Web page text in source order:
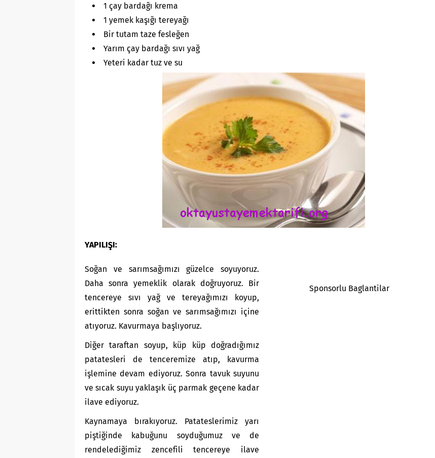
1 çay bardağı krema
1 yemek kaşığı tereyağı
Bir tutam taze fesleğen
Yarım çay bardağı sıvı yağ
Yeteri kadar tuz ve su
YAPILIŞI:
Sponsorlu Baglantilar
Soğan ve sarımsağımızı güzelce soyuyoruz.
Daha sonra yemeklik olarak doğruyoruz. Bir
tencereye sıvı yağ ve tereyağımızı koyup,
erittikten sonra soğan ve sarımsağımızı içine
atıyoruz. Kavurmaya başlıyoruz.
Diğer taraftan soyup, küp küp doğradığımız
patatesleri de tenceremize atıp, kavurma
işlemine devam ediyoruz. Sonra tavuk suyunu
ve sıcak suyu yaklaşık üç parmak geçene kadar
ilave ediyoruz.
Kaynamaya bırakıyoruz. Patateslerimiz yarı
piştiğinde kabuğunu soyduğumuz ve de
rendelediğimiz zencefili tencereye ilave